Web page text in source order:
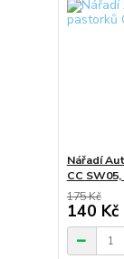
Nářadí
CC
175 Kč
140 Kč